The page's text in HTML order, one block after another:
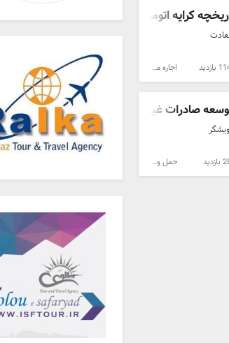
کرایه اتومبیل
اجاره ماشین
صادرات غیرنفتی ایران در سال‌های اخیر
حمل و نقل بین‌المللی